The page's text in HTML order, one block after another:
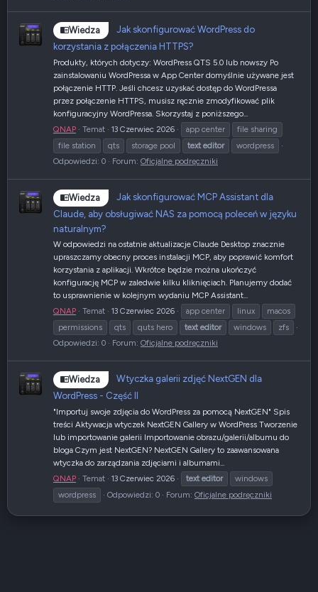
Wiedza
Jak skonfigurować WordPress do
korzystania z połączenia HTTPS?
Produkty, których dotyczy: WordPress QTS 5.0 lub nowszy Po
zainstalowaniu WordPressa w App Center domyślnie używane jest
połączenie HTTP. Jeśli chcesz uzyskać dostęp do WordPressa
przez połączenie HTTPS, musisz ręcznie zmodyfikować plik
konfiguracyjny WordPressa. Skorzystaj z poniższego...
QNAP
Temat 13 Czerwiec 2026 app center
file sharing
file station
qts storage pool text editor
wordpress
Odpowiedzi: 0
Forum: Oficjalne podręczniki
Wiedza
Jak skonfigurować MCP Assistant dla
Claude, aby obsługiwać NAS za pomocą poleceń w języku
naturalnym?
W odpowiedzi na ostatnie aktualizacje Claude Desktop znacznie
upraszczamy obecny proces instalacji MCP, aby poprawić komfort
korzystania z aplikacji. Wkrótce będzie można ukończyć
konfigurację MCP w zaledwie kilku kliknięciach. Planujemy dodać
to usprawnienie w kolejnym wydaniu MCP Assistant...
QNAP
Temat 13 Czerwiec 2026 app center linux
macos
permissions
qts quts hero text editor windows
zfs
Odpowiedzi: 0
Forum: Oficjalne podręczniki
Wiedza
Wtyczka galerii zdjęć NextGEN dla
WordPress - Część II
"Importuj swoje zdjęcia do WordPress za pomocą NextGEN" Spis
treści Aktywacja wtyczek NextGEN Gallery w WordPress Tworzenie
lub importowanie galerii Importowanie obrazu/galerii/albumu do
bloga Czym jest NextGEN? NextGEN Gallery to zaawansowana
wtyczka do zarządzania zdjęciami i albumami...
QNAP
Temat 13 Czerwiec 2026 text editor
windows
wordpress
Odpowiedzi: 0 Forum: Oficjalne podręczniki